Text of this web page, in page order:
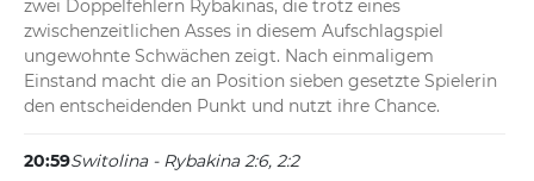
zwei Doppelfehlern Rybakinas, die trotz eines
zwischenzeitlichen Asses in diesem Aufschlagspiel
ungewohnte Schwächen zeigt. Nach einmaligem
Einstand macht die an Position sieben gesetzte Spielerin
den entscheidenden Punkt und nutzt ihre Chance.
20:59Switolina - Rybakina 2:6, 2:2